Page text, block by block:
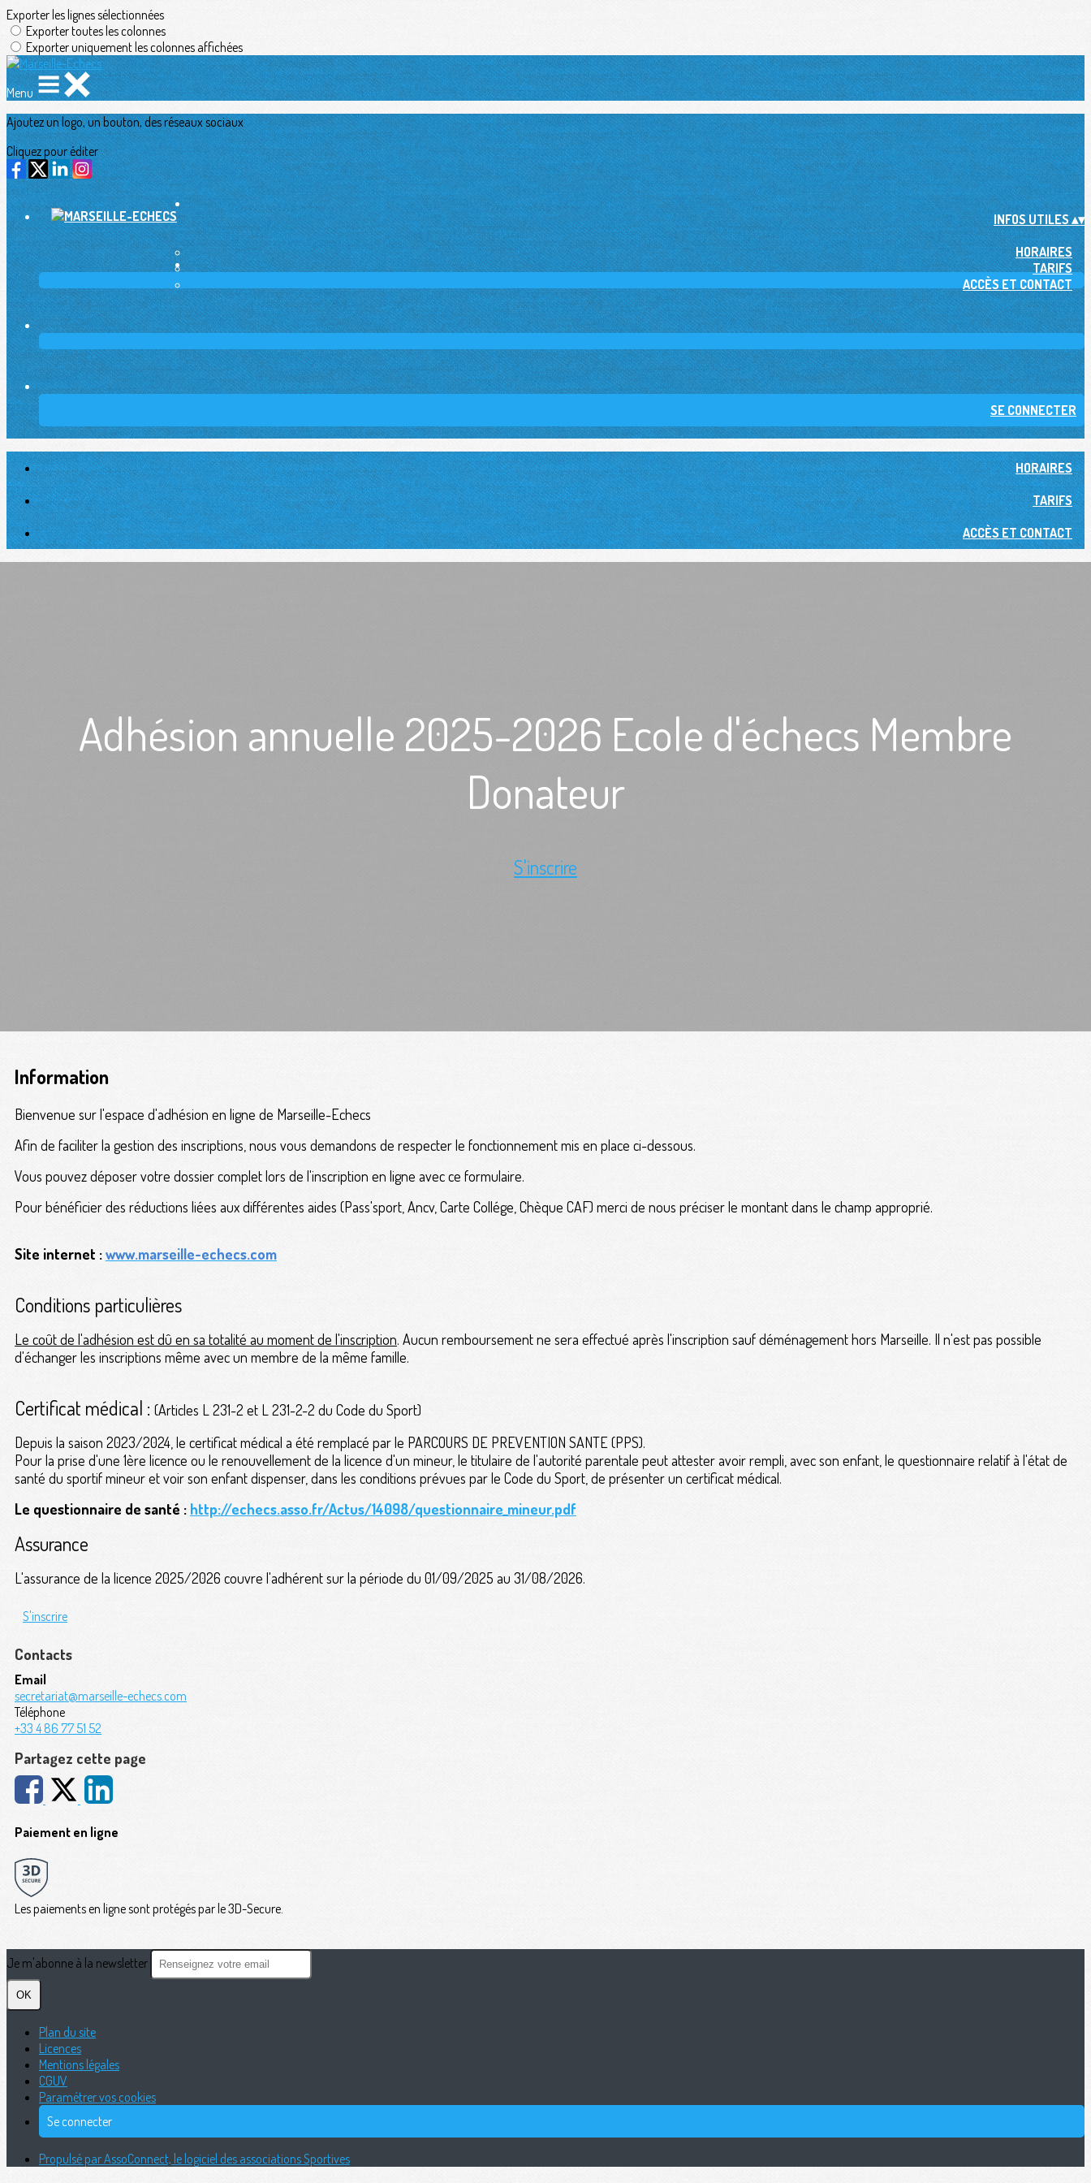
Exporter les lignes sélectionnées
Exporter toutes les colonnes
Exporter uniquement les colonnes affichées
Menu
Ajoutez un logo, un bouton, des réseaux sociaux
Cliquez pour éditer
INFOS UTILES▴▾
HORAIRES
TARIFS
ACCÈS ET CONTACT
SE CONNECTER
HORAIRES
TARIFS
ACCÈS ET CONTACT
Adhésion annuelle 2025-2026 Ecole d'échecs Membre
Donateur
S'inscrire
Information
Bienvenue sur l'espace d'adhésion en ligne de Marseille-Echecs
Afin de faciliter la gestion des inscriptions, nous vous demandons de respecter le fonctionnement mis en place ci-dessous.
Vous pouvez déposer votre dossier complet lors de l'inscription en ligne avec ce formulaire.
Pour bénéficier des réductions liées aux différentes aides (Pass'sport, Ancv, Carte Collége, Chèque CAF) merci de nous préciser le montant dans le champ approprié.
Site internet :www.marseille-echecs.com
Conditions particulières
Le coût de l'adhésion est dû en sa totalité au moment de l'inscription. Aucun remboursement ne sera effectué après l'inscription sauf déménagement hors Marseille. Il n'est pas possible
d'échanger les inscriptions même avec un membre de la même famille.
Certificat médical : (Articles L 231-2 et L 231-2-2 du Code du Sport)
Depuis la saison 2023/2024, le certificat médical a été remplacé par le PARCOURS DE PREVENTION SANTE (PPS).
Pour la prise d'une 1ère licence ou le renouvellement de la licence d'un mineur, le titulaire de l'autorité parentale peut attester avoir rempli, avec son enfant, le questionnaire relatif à l'état de
santé du sportif mineur et voir son enfant dispenser, dans les conditions prévues par le Code du Sport, de présenter un certificat médical.
Le questionnaire de santé : http://echecs.asso.fr/Actus/14098/questionnaire_mineur.pdf
Assurance
L'assurance de la licence 2025/2026 couvre l'adhérent sur la période du 01/09/2025 au 31/08/2026.
S'inscrire
Contacts
Email
secretariat@marseille-echecs.com
Téléphone
+33 4 86 77 51 52
Partagez cette page
Paiement en ligne
Les paiements en ligne sont protégés par le 3D-Secure.
Je m'abonne à la newsletter
OK
Plan du site
Licences
Mentions légales
CGUV
Paramétrer vos cookies
Se connecter
Propulsé par AssoConnect, le logiciel des associations Sportives